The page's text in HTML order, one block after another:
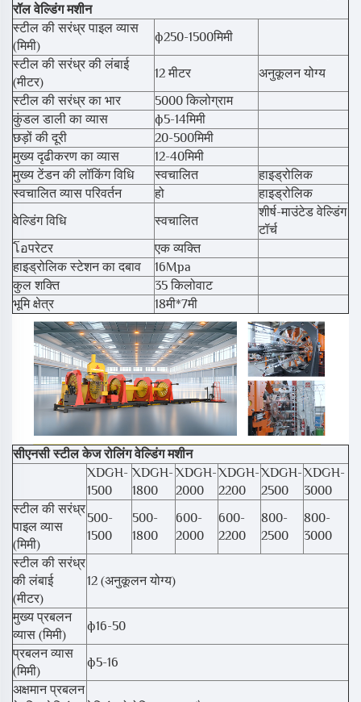
रॉल वेल्डिंग मशीन
स्टील की सरंध्र पाइल व्यास
(मिमी)
ф250-1500मिमी
स्टील की सरंध्र की लंबाई
(मीटर)
12 मीटर
अनुकूलन योग्य
स्टील की सरंध्र का भार
5000 किलोग्राम
कुंडल डाली का व्यास
ф5-14मिमी
छड़ों की दूरी
20-500मिमी
मुख्य दृढीकरण का व्यास
12-40मिमी
मुख्य टेंडन की लॉकिंग विधि
स्वचालित
हाइड्रोलिक
स्वचालित व्यास परिवर्तन
हो
हाइड्रोलिक
वेल्डिंग विधि
स्वचालित
शीर्ष-माउंटेड वेल्डिंग
टॉर्च
โอपरेटर
एक व्यक्ति
हाइड्रोलिक स्टेशन का दबाव
16Mpa
कुल शक्ति
35 किलोवाट
भूमि क्षेत्र
18मी*7मी
सीएनसी स्टील केज रोलिंग वेल्डिंग मशीन
XDGH-
1500
XDGH-
1800
XDGH-
2000
XDGH-
2200
XDGH-
2500
XDGH-
3000
स्टील की सरंध्र
पाइल व्यास
(मिमी)
500-
1500
500-
1800
600-
2000
600-
2200
800-
2500
800-
3000
स्टील की सरंध्र
की लंबाई
(मीटर)
12 (अनुकूलन योग्य)
मुख्य प्रबलन
व्यास (मिमी)
ф16-50
प्रबलन व्यास
(मिमी)
ф5-16
अक्षमान प्रबलन